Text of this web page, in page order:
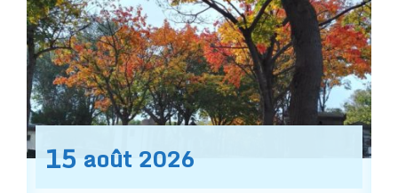
15 août 2026